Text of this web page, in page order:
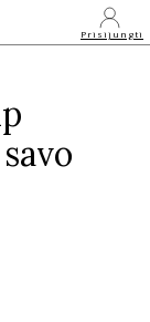
Prisijungti